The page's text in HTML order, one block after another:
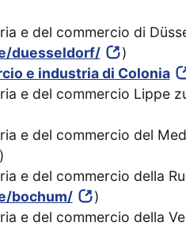
e del commercio di
duesseldorf/
)
e industria di Colonia
e del commercio Lippe
e del commercio del
e del commercio della
bochum/
)
e del commercio della